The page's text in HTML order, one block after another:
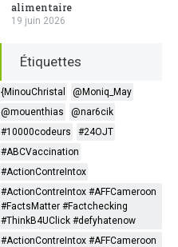
alimentaire
19 juin 2026
Étiquettes
{MinouChristal
@Moniq_May
@mouenthias
@nar6cik
#10000codeurs
#24OJT
#ABCVaccination
#ActionContreIntox
#ActionContreIntox #AFFCameroon
#FactsMatter #Factchecking
#ThinkB4UClick #defyhatenow
#ActionContreIntox #AFFCameroon